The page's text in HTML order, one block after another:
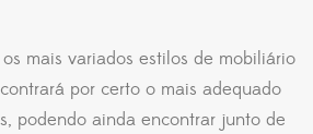
mais variados estilos de mobiliário
por certo o mais adequado
podendo ainda encontrar junto de